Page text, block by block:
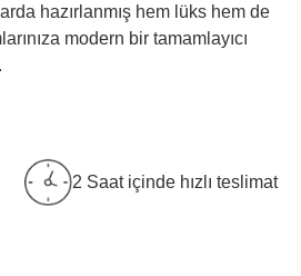
hazırlanmış hem lüks hem de
modern bir tamamlayıcı
2 Saat içinde hızlı teslimat